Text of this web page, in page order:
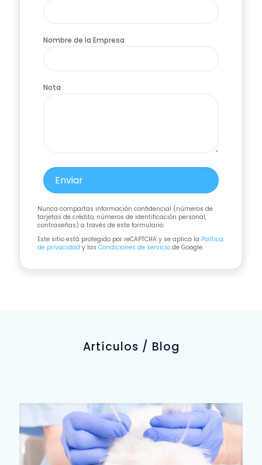
Nombre de la Empresa
Nota
Nunca compartas información confidencial (números de
tarjetas de crédito, números de identificación personal,
contraseñas) a través de este formulario.
Este sitio está protegido por reCAPTCHA y se aplica la Política
de privacidad y las Condiciones de servicio de Google.
Artículos / Blog